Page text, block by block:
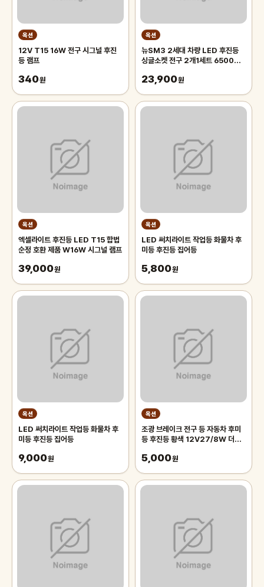
옥션
12V T15 16W 전구 시그널 후진
등 램프
340원
옥션
뉴SM3 2세대 차량 LED 후진등
싱글소켓 전구 2개1세트 6500K
23,900원
옥션
엑셀라이트 후진등 LED T15 합법
순정 호환 제품 W16W 시그널 램프
39,000원
옥션
LED 써치라이트 작업등 화물차 후
미등 후진등 집어등
5,800원
옥션
LED 써치라이트 작업등 화물차 후
미등 후진등 집어등
9,000원
옥션
조광 브레이크 전구 등 자동차 후미
등 후진등 황색 12V27/8W 더블
5,000원